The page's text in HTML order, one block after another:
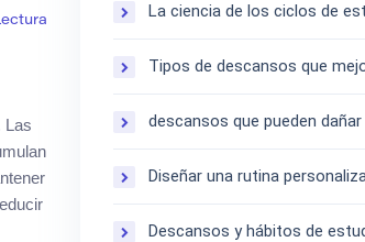
Las
La ciencia de los ciclos de
Tipos de descansos que
descansos que pueden
Diseñar una rutina
Descansos y hábitos de